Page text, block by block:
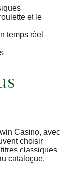
et le
temps réel
Casino, avec
choisir
classiques
catalogue.